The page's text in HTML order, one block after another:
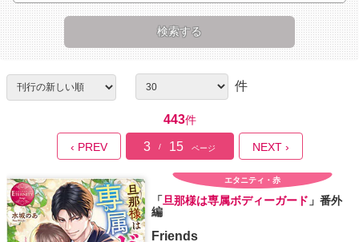
件
443件
‹ PREV 3 / 15 ページ NEXT ›
エタニティ・赤
「旦那様は専属ボディーガード 」番外
編
Friends